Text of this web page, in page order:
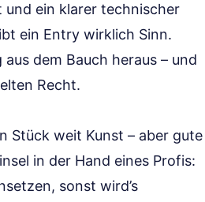
und ein klarer technischer
ein Entry wirklich Sinn.
dem Bauch heraus – und
Recht.
Stück weit Kunst – aber gute
in der Hand eines Profis:
sonst wird’s